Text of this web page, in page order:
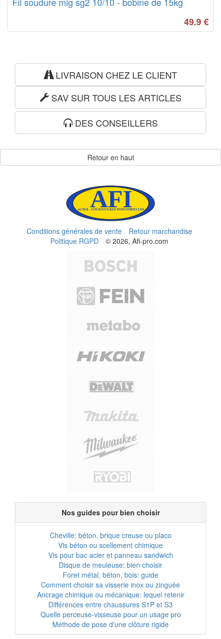
49.9€
LIVRAISON CHEZ LE CLIENT
SAV SUR TOUS LES ARTICLES
DES CONSEILLERS
Retour en haut
Conditions générales de vente
Retour marchandise
Politique RGPD
© 2026, Afi-pro.com
Nos guides pour bien choisir
Cheville: béton, brique creuse ou placo
Vis béton ou scellement chimique
Vis pour bac acier et panneau sandwich
Disque de meuleuse: bien choisir
Foret métal, béton, bois: guide
Comment choisir sa visserie inox ou zinguée
Ancrage chimique ou mécanique: lequel retenir
Différences entre chaussures S1P et S3
Quelle perceuse-visseuse pour un usage pro
Méthode de pose d'une clôture rigide